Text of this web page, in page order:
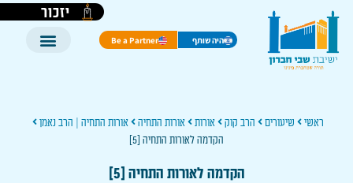
יזכור
היה שותף Be a Partner
ראשי שיעורים הרב קוק אורות אורות התחיה
אורות התחיה | הרב נאמן
הקדמה לאורות התחיה [5]
הקדמה לאורות התחיה [5]